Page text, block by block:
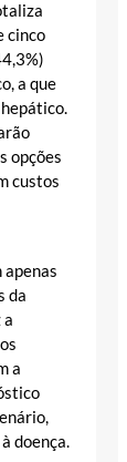
cinco
a que
opções
custos
apenas
da
a
a
doença.